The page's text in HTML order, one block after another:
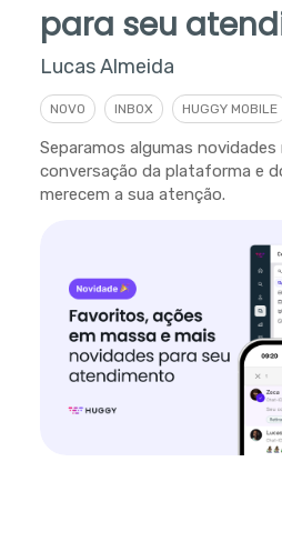
para seu
Lucas Almeida
NOVO INBOX HUGGY MOBILE
Separamos algumas
conversação da plataforma e
merecem a sua atenção.